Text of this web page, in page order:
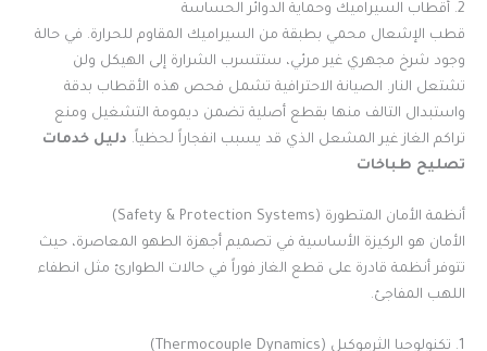
2. أقطاب السيراميك وحماية الدوائر الحساسة
قطب الإشعال محمي بطبقة من السيراميك المقاوم للحرارة. في حالة
وجود شرخ مجهري غير مرئي، ستتسرب الشرارة إلى الهيكل ولن
تشتعل النار. الصيانة الاحترافية تشمل فحص هذه الأقطاب بدقة
واستبدال التالف منها بقطع أصلية تضمن ديمومة التشغيل ومنع
تراكم الغاز غير المشعل الذي قد يسبب انفجاراً لحظياً. دليل خدمات
تصليح طباخات
أنظمة الأمان المتطورة (Safety & Protection Systems)
الأمان هو الركيزة الأساسية في تصميم أجهزة الطهو المعاصرة، حيث
تتوفر أنظمة قادرة على قطع الغاز فوراً في حالات الطوارئ مثل انطفاء
اللهب المفاجئ.
1. تكنولوجيا الثرموكبل (Thermocouple Dynamics)